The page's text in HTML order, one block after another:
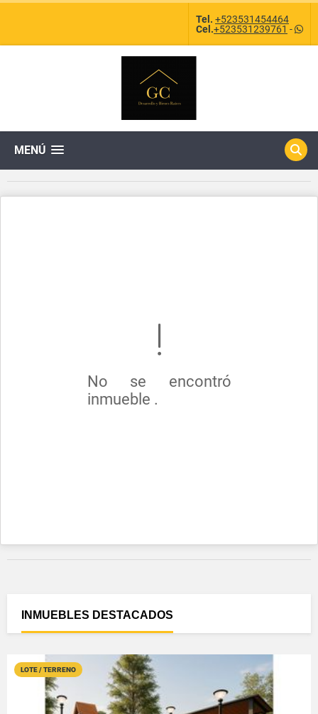
Tel. +523531454464
Cel.+523531239761 -
MENÚ
No se encontró
inmueble .
INMUEBLES DESTACADOS
LOTE / TERRENO